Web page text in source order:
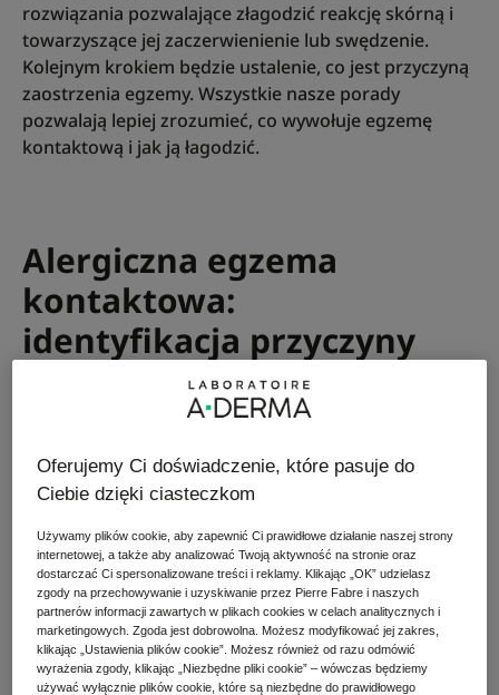
rozwiązania pozwalające złagodzić reakcję skórną i
towarzyszące jej zaczerwienienie lub swędzenie.
Kolejnym krokiem będzie ustalenie, co jest przyczyną
zaostrzenia egzemy. Wszystkie nasze porady
pozwalają lepiej zrozumieć, co wywołuje egzemę
kontaktową i jak ją łagodzić.
Alergiczna egzema
kontaktowa:
identyfikacja przyczyny
Najlepszym sposobem na złagodzenie objawów
choroby jest wyeliminowanie wszelkiego kontaktu z
zidentyfikować... Najczęstszą przyczyną są
detergenty, rozpuszczalniki, mydła i perfumy,
barwniki, niektóre metale lub produkty
spożywcze. Już z samej tej listy wynika, że znalezienie
winowajcy może być trudne. W takim przypadku
należy skonsultować się z lekarzem, który pomoże
zbadać sprawę, zadając pytania dotyczące Twojej
codziennej i zawodowej aktywności.
Oferujemy Ci doświadczenie, które pasuje do
Ciebie dzięki ciasteczkom
Używamy plików cookie, aby zapewnić Ci prawidłowe działanie naszej strony
internetowej, a także aby analizować Twoją aktywność na stronie oraz
dostarczać Ci spersonalizowane treści i reklamy. Klikając „OK” udzielasz
zgody na przechowywanie i uzyskiwanie przez Pierre Fabre i naszych
partnerów informacji zawartych w plikach cookies w celach analitycznych i
marketingowych. Zgoda jest dobrowolna. Możesz modyfikować jej zakres,
klikając „Ustawienia plików cookie”. Możesz również od razu odmówić
wyrażenia zgody, klikając „Niezbędne pliki cookie” – wówczas będziemy
używać wyłącznie plików cookie, które są niezbędne do prawidłowego